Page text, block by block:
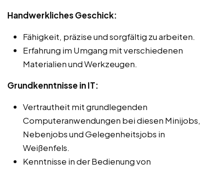
Handwerkliches Geschick:
Fähigkeit, präzise und sorgfältig zu arbeiten.
Erfahrung im Umgang mit verschiedenen
Materialien und Werkzeugen.
Grundkenntnisse in IT:
Vertrautheit mit grundlegenden
Computeranwendungen bei diesen Minijobs,
Nebenjobs und Gelegenheitsjobs in
Weißenfels.
Kenntnisse in der Bedienung von